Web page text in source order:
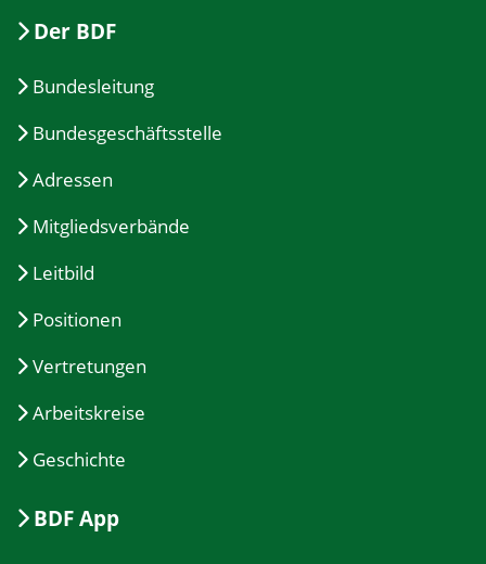
Der BDF
Bundesleitung
Bundesgeschäftsstelle
Adressen
Mitgliedsverbände
Leitbild
Positionen
Vertretungen
Arbeitskreise
Geschichte
BDF App